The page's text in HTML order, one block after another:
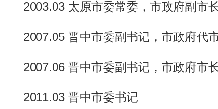
2003.03 太原市委常委，市政府副市
2007.05 晋中市委副书记，市政府代
2007.06 晋中市委副书记，市政府市
2011.03 晋中市委书记
动物系恋人啊 | 钟欣潼体验爱情哲学